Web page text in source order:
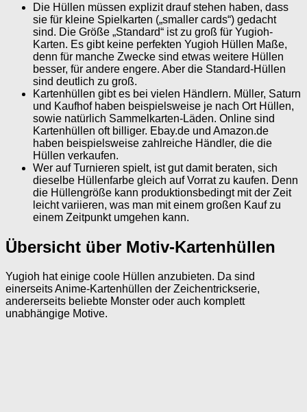
Die Hüllen müssen explizit drauf stehen haben, dass
sie für kleine Spielkarten („smaller cards“) gedacht
sind. Die Größe „Standard“ ist zu groß für Yugioh-
Karten. Es gibt keine perfekten Yugioh Hüllen Maße,
denn für manche Zwecke sind etwas weitere Hüllen
besser, für andere engere. Aber die Standard-Hüllen
sind deutlich zu groß.
Kartenhüllen gibt es bei vielen Händlern. Müller, Saturn
und Kaufhof haben beispielsweise je nach Ort Hüllen,
sowie natürlich Sammelkarten-Läden. Online sind
Kartenhüllen oft billiger. Ebay.de und Amazon.de
haben beispielsweise zahlreiche Händler, die die
Hüllen verkaufen.
Wer auf Turnieren spielt, ist gut damit beraten, sich
dieselbe Hüllenfarbe gleich auf Vorrat zu kaufen. Denn
die Hüllengröße kann produktionsbedingt mit der Zeit
leicht variieren, was man mit einem großen Kauf zu
einem Zeitpunkt umgehen kann.
Übersicht über Motiv-Kartenhüllen
Yugioh hat einige coole Hüllen anzubieten. Da sind
einerseits Anime-Kartenhüllen der Zeichentrickserie,
andererseits beliebte Monster oder auch komplett
unabhängige Motive.